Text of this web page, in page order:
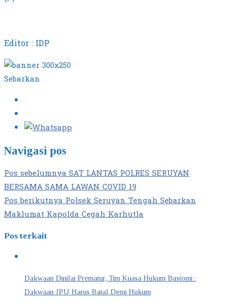
Editor : IDP
Sebarkan
Navigasi pos
Pos sebelumnyaSAT LANTAS POLRES SERUYAN
BERSAMA SAMA LAWAN COVID 19
Pos berikutnyaPolsek Seruyan Tengah Sebarkan
Maklumat Kapolda Cegah Karhutla
Pos terkait
Dakwaan Dinilai Prematur, Tim Kuasa Hukum Bastomi :
Dakwaan JPU Harus Batal Demi Hukum